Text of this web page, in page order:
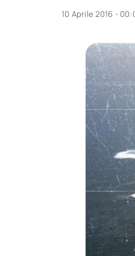
10 Aprile 2016 -